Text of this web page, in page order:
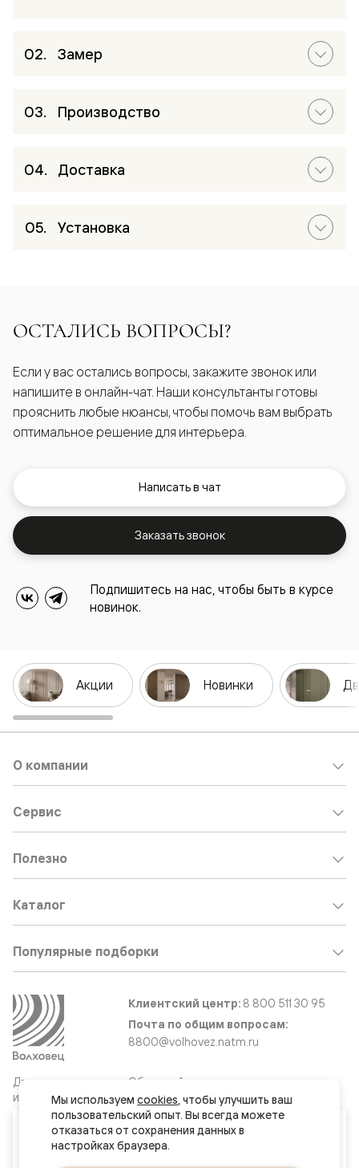
Ваш город
Воронеж
Замер
Производство
Доставка
Установка
ОСТАЛИСЬ ВОПРОСЫ?
Если у вас остались вопросы, закажите звонок или
напишите в онлайн-чат. Наши консультанты готовы
прояснить любые нюансы, чтобы помочь вам выбрать
оптимальное решение для интерьера.
Написать в чат
Заказать звонок
Подпишитесь на нас, чтобы быть в курсе
новинок.
Акции Новинки
Двери
и интерьерные
решения
О компании
Сервис
Полезно
Каталог
Популярные подборки
Клиентский центр: 8 800 511 30 95
Почта по общим вопросам:
8800@volhovez.natm.ru
Обратный звонок
Сайт не является публичной офертой
Мы используем cookies, чтобы улучшить ваш
пользовательский опыт. Вы всегда можете
отказаться от сохранения данных в